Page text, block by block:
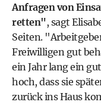
Anfragen von
retten", sagt
Seiten.
Freiwilligen gut
ein Jahr lang ein
hoch, dass sie
zurück ins Haus